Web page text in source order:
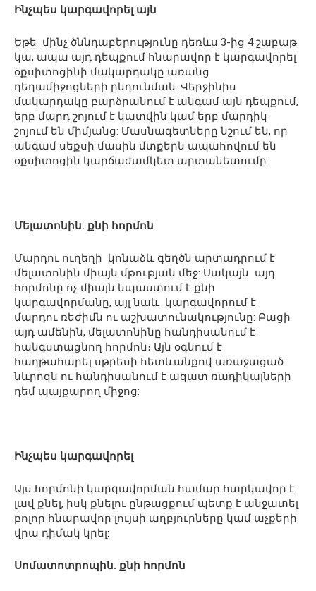
Ինչպես կարգավորել այն
Եթե մինչ ծննդաբերությունը դեռևս 3-ից 4 շաբաթ
կա, ապա այդ դեպքում հնարավոր է կարգավորել
օքսիտոցինի մակարդակը առանց
դեղամիջոցների ընդունման: Վերջինիս
մակարդակը բարձրանում է անգամ այն դեպքում,
երբ մարդ շոյում է կատվին կամ երբ մարդիկ
շոյում են միմյանց: Մասնագետները նշում են, որ
անգամ սեքսի մասին մտքերն ապահովում են
օքսիտոցին կարճաժամկետ արտանետումը:
Մելատոնին. քնի հորմոն
Մարդու ուղեղի կոնաձև գեղծն արտադրում է
մելատոնին միայն մթության մեջ: Սակայն այդ
հորմոնը ոչ միայն նպաստում է քնի
կարգավորմանը, այլ նաև կարգավորում է
մարդու ռեժիմն ու աշխատունակությունը: Բացի
այդ ամենին, մելատոնինը հանդիսանում է
հանգստացնող հորմոն։ Այն օգնում է
հաղթահարել սթրեսի հետևանքով առաջացած
նևրոզն ու հանդիսանում է ազատ ռադիկալների
դեմ պայքարող միջոց:
Ինչպես կարգավորել
Այս հորմոնի կարգավորման համար հարկավոր է
լավ քնել, իսկ քնելու ընթացքում պետք է անջատել
բոլոր հնարավոր լույսի աղբյուրները կամ աչքերի
վրա դիմակ կրել:
Սոմատոտրոպին. քնի հորմոն